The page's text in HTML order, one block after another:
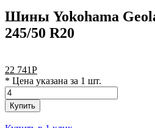
Шины Yokohama
245/50 R20
22 741Р
* Цена указана за 1 шт.
Купить